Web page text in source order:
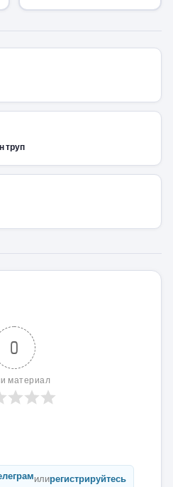
труп
0
материал
илирегистрируйтесь